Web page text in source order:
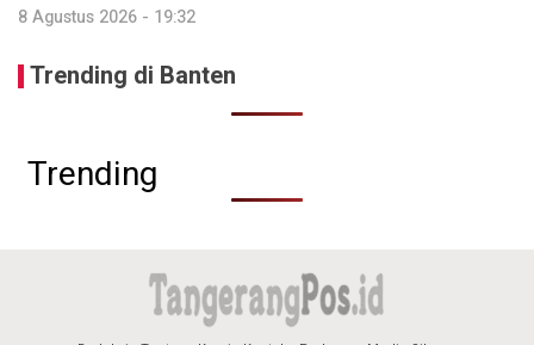
8 Agustus 2026 - 19:32
Trending di Banten
Trending